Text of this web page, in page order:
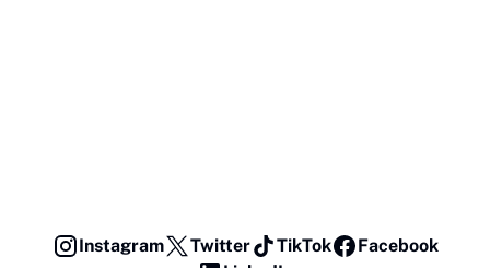
Instagram Twitter TikTok
Facebook